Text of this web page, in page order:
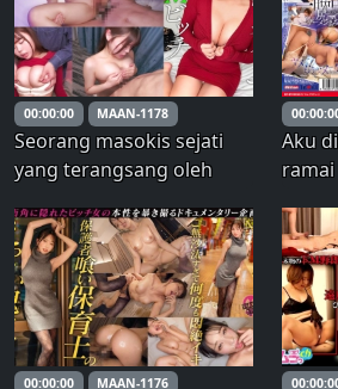
00:00:00 MAAN-1178
Seorang masokis sejati
yang terangsang oleh
permainan lengkap yang
sangat ia sukai! Stimulasi
klitoris menyeluruh
dengan pukulan
hukuman ke perut!
Kepalanya ditahan dan dia
Aku
dan
00:00:00 MAAN-1176